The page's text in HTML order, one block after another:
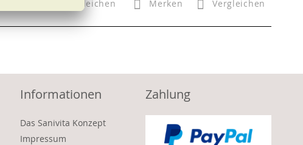
Vergleichen Merken Vergleichen
Informationen
Das Sanivita Konzept
Impressum
Zahlung